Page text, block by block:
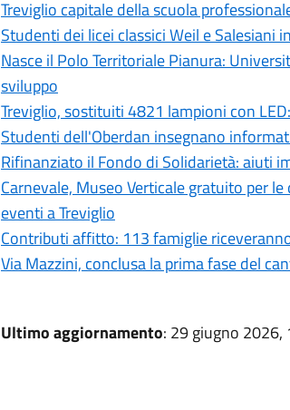
Treviglio capitale della scuola
Studenti dei licei classici Weil e
Nasce il Polo Territoriale Pianura:
sviluppo
Treviglio, sostituiti 4821 lampioni con
Studenti dell'Oberdan insegnano
Rifinanziato il Fondo di Solidarietà: aiuti
Carnevale, Museo Verticale gratuito per
eventi a Treviglio
Contributi affitto: 113 famiglie
Via Mazzini, conclusa la prima fase del
Ultimo aggiornamento: 29 giugno 2026,